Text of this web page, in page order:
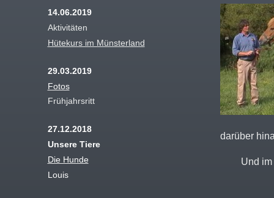
darüber
Und
14.06.2019
Aktivitäten
Hütekurs im Münsterland
29.03.2019
Fotos
Frühjahrsritt
27.12.2018
Unsere Tiere
Die Hunde
Louis